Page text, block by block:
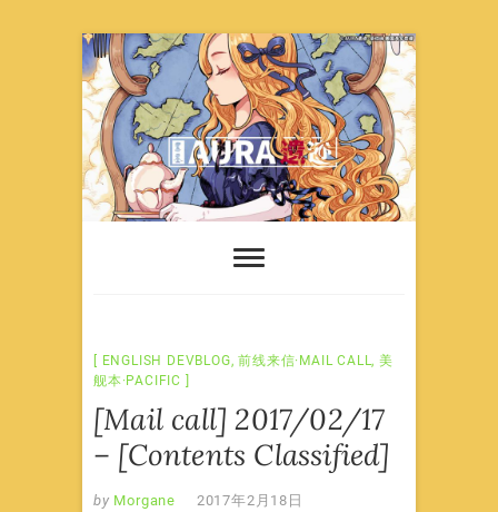
Skip
to
content
ENGLISH DEVBLOG,前线来信·MAIL CALL ,美
舰本·PACIFIC
[Mail call] 2017/02/17
– [Contents Classified]
by Morgane 2017年2月18日